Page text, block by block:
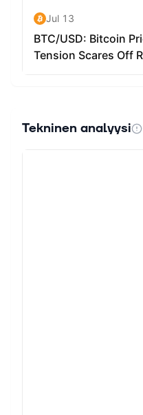
Tekninen analyysi